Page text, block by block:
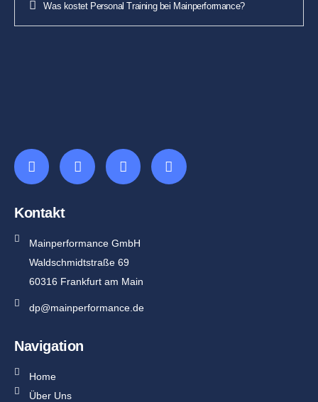
Was kostet Personal Training bei Mainperformance?
Kontakt
Mainperformance GmbH
Waldschmidtstraße 69
60316 Frankfurt am Main
dp@mainperformance.de
Navigation
Home
Über Uns